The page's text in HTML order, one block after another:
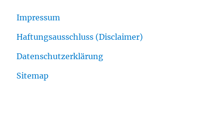
Impressum
Haftungsausschluss (Disclaimer)
Datenschutzerklärung
Sitemap